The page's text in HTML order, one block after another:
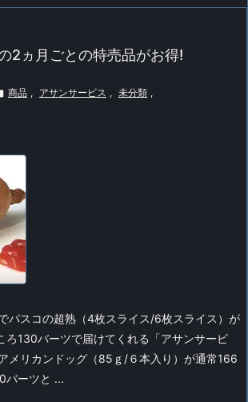
2ヵ月ごとの特売品がお得!
商品 , アサンサービス , 未分類 ,
パスコの超熟（4枚スライス/6枚スライス）が
ろ130バーツで届けてくれる「アサンサービ
メリカンドッグ（85ｇ/６本入り）が通常166
バーツと ...